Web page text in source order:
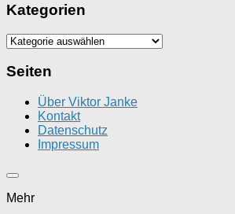
Kategorien
Kategorien
Seiten
Über Viktor Janke
Kontakt
Datenschutz
Impressum
Mehr